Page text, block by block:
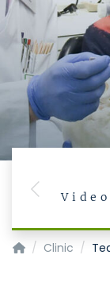
Previous
Department of
Clinic